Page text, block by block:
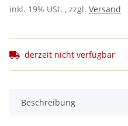
inkl. 19% USt. , zzgl. Versand
derzeit nicht verfügbar
Beschreibung